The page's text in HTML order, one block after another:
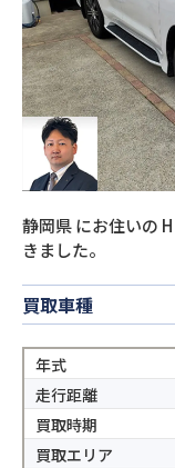
静岡県にお住いの H
きました。
買取車種
年式
走行距離
買取時期
買取エリア